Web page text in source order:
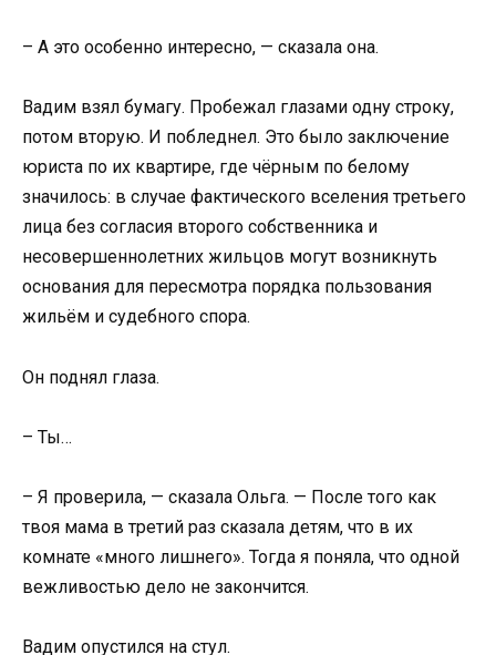
– А это особенно интересно, — сказала она.
Вадим взял бумагу. Пробежал глазами одну строку,
потом вторую. И побледнел. Это было заключение
юриста по их квартире, где чёрным по белому
значилось: в случае фактического вселения третьего
лица без согласия второго собственника и
несовершеннолетних жильцов могут возникнуть
основания для пересмотра порядка пользования
жильём и судебного спора.
Он поднял глаза.
– Ты…
– Я проверила, — сказала Ольга. — После того как
твоя мама в третий раз сказала детям, что в их
комнате «много лишнего». Тогда я поняла, что одной
вежливостью дело не закончится.
Вадим опустился на стул.